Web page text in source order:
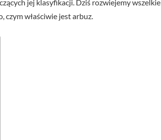
jej klasyfikacji. Dziś rozwiejemy wszelkie
właściwie jest arbuz.